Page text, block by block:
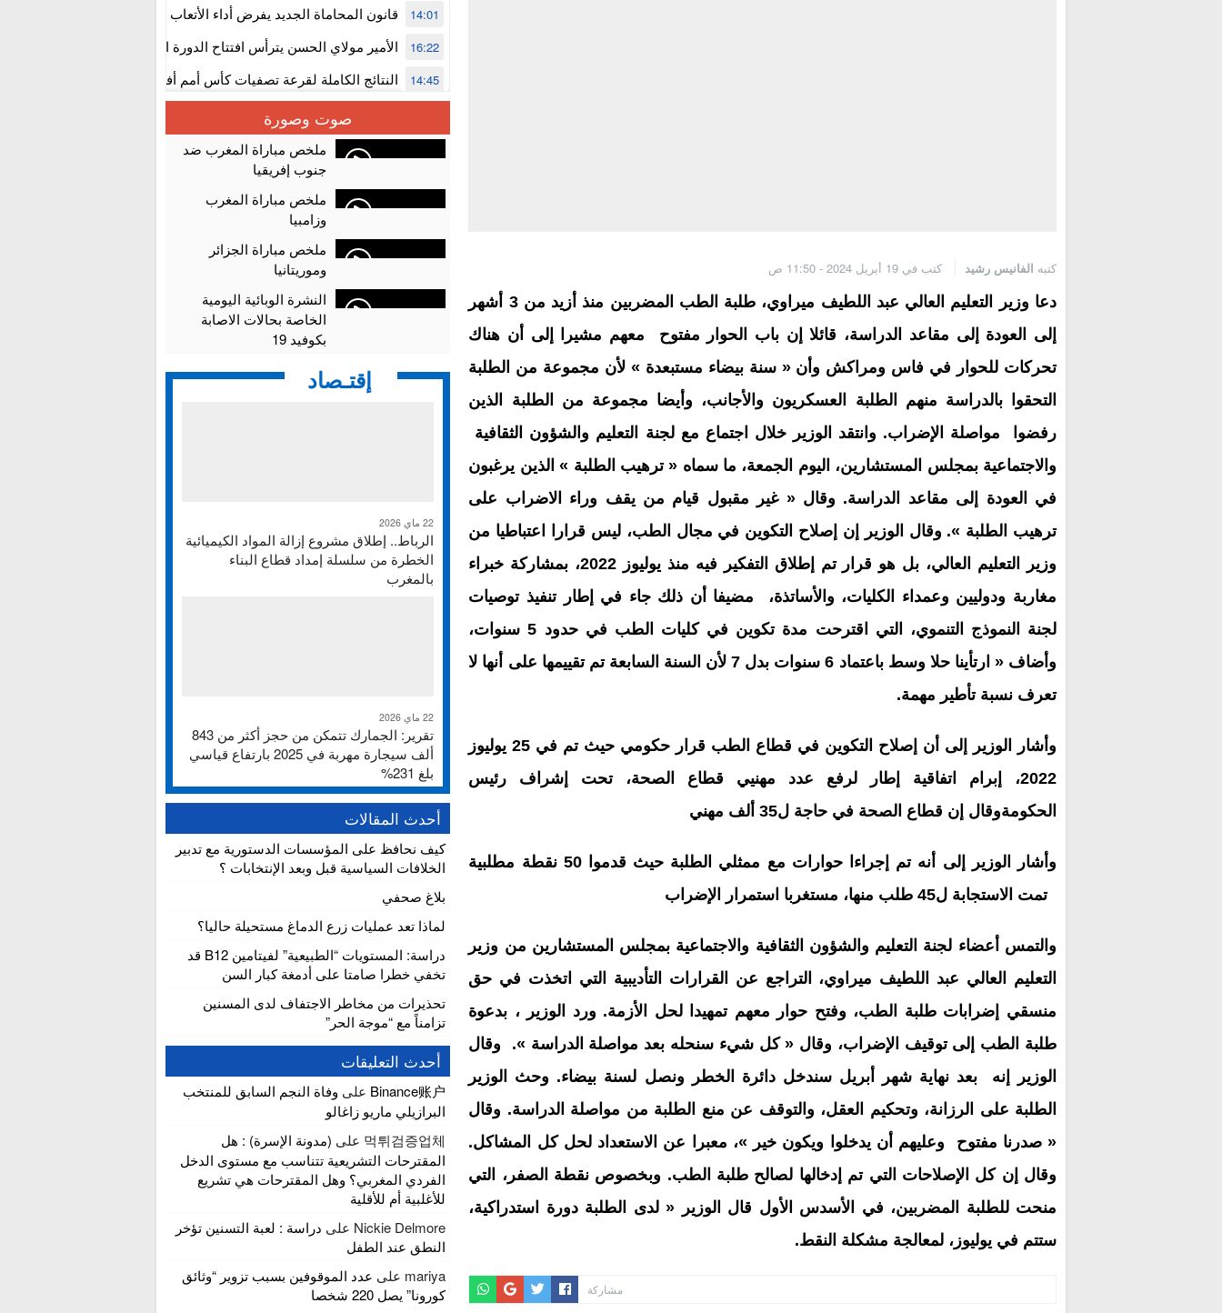
كتبه الفانيس رشيد كتب في 19 أبريل 2024 - 11:50 ص
دعا وزير التعليم العالي عبد اللطيف ميراوي، طلبة الطب المضربين منذ أزيد من 3 أشهر
إلى العودة إلى مقاعد الدراسة، قائلا إن باب الحوار مفتوح معهم مشيرا إلى أن هناك
تحركات للحوار في فاس ومراكش وأن « سنة بيضاء مستبعدة » لأن مجموعة من الطلبة
التحقوا بالدراسة منهم الطلبة العسكريون والأجانب، وأيضا مجموعة من الطلبة الذين
رفضوا مواصلة الإضراب. وانتقد الوزير خلال اجتماع مع لجنة التعليم والشؤون الثقافية
والاجتماعية بمجلس المستشارين، اليوم الجمعة، ما سماه « ترهيب الطلبة » الذين يرغبون
في العودة إلى مقاعد الدراسة. وقال « غير مقبول قيام من يقف وراء الاضراب على
ترهيب الطلبة ». وقال الوزير إن إصلاح التكوين في مجال الطب، ليس قرارا اعتباطيا من
وزير التعليم العالي، بل هو قرار تم إطلاق التفكير فيه منذ يوليوز 2022، بمشاركة خبراء
مغاربة ودوليين وعمداء الكليات، والأساتذة، مضيفا أن ذلك جاء في إطار تنفيذ توصيات
لجنة النموذج التنموي، التي اقترحت مدة تكوين في كليات الطب في حدود 5 سنوات،
وأضاف « ارتأينا حلا وسط باعتماد 6 سنوات بدل 7 لأن السنة السابعة تم تقييمها على أنها لا
تعرف نسبة تأطير مهمة.
وأشار الوزير إلى أن إصلاح التكوين في قطاع الطب قرار حكومي حيث تم في 25 يوليوز
2022، إبرام اتفاقية إطار لرفع عدد مهنيي قطاع الصحة، تحت إشراف رئيس
الحكومةوقال إن قطاع الصحة في حاجة ل35 ألف مهني
وأشار الوزير إلى أنه تم إجراءا حوارات مع ممثلي الطلبة حيث قدموا 50 نقطة مطلبية
تمت الاستجابة ل45 طلب منها، مستغربا استمرار الإضراب
والتمس أعضاء لجنة التعليم والشؤون الثقافية والاجتماعية بمجلس المستشارين من وزير
التعليم العالي عبد اللطيف ميراوي، التراجع عن القرارات التأديبية التي اتخذت في حق
منسقي إضرابات طلبة الطب، وفتح حوار معهم تمهيدا لحل الأزمة. ورد الوزير ، بدعوة
طلبة الطب إلى توقيف الإضراب، وقال « كل شيء سنحله بعد مواصلة الدراسة ». وقال
الوزير إنه بعد نهاية شهر أبريل سندخل دائرة الخطر ونصل لسنة بيضاء. وحث الوزير
الطلبة على الرزانة، وتحكيم العقل، والتوقف عن منع الطلبة من مواصلة الدراسة. وقال
« صدرنا مفتوح وعليهم أن يدخلوا ويكون خير »، معبرا عن الاستعداد لحل كل المشاكل.
وقال إن كل الإصلاحات التي تم إدخالها لصالح طلبة الطب. وبخصوص نقطة الصفر، التي
منحت للطلبة المضربين، في الأسدس الأول قال الوزير « لدى الطلبة دورة استدراكية،
ستتم في يوليوز، لمعالجة مشكلة النقط.
مشاركة
المستوى الأول
قانون المحاماة الجديد يفرض أداء الأتعاب التي تفوق 10 آلاف درهم بالشيك 14:01
الأمير مولاي الحسن يترأس افتتاح الدورة الثالثة من معرض المغرب
الألعاب الإلكترونية
16:22
النتائج الكاملة لقرعة تصفيات كأس أمم أفريقيا 2027 14:45
سلا.. توقيف ثلاثة مروجين وحجز أكثر من 4300 قرص مخدر وكوكايين وإكستازي
أقراص مهلوسة داخل فضاء للشيشة تستنفر شرطة أكادير 12:48
صوت وصورة
ملخص مباراة المغرب ضد
جنوب إفريقيا
ملخص مباراة المغرب
وزامبيا
ملخص مباراة الجزائر
وموريتانيا
النشرة الوبائية اليومية
الخاصة بحالات الاصابة
بكوفيد 19
إقتـصاد
22 ماي 2026
الرباط.. إطلاق مشروع إزالة المواد الكيميائية
الخطرة من سلسلة إمداد قطاع البناء
بالمغرب
22 ماي 2026
تقرير: الجمارك تتمكن من حجز أكثر من 843
ألف سيجارة مهربة في 2025 بارتفاع قياسي
بلغ 231%
أحدث المقالات
كيف نحافظ على المؤسسات الدستورية مع تدبير
الخلافات السياسية قبل وبعد الإنتخابات ؟
بلاغ صحفي
لماذا تعد عمليات زرع الدماغ مستحيلة حاليا؟
دراسة: المستويات “الطبيعية” لفيتامين B12 قد
تخفي خطرا صامتا على أدمغة كبار السن
تحذيرات من مخاطر الاجتفاف لدى المسنين
تزامناً مع “موجة الحر”
أحدث التعليقات
Binance账户 على وفاة النجم السابق للمنتخب
البرازيلي ماريو زاغالو
먹튀검증업체 على (مدونة الإسرة) : هل
المقترحات التشريعية تتناسب مع مستوى الدخل
الفردي المغربي؟ وهل المقترحات هي تشريع
للأغلبية أم للأقلية
Nickie Delmore على دراسة : لعبة التسنين تؤخر
النطق عند الطفل
mariya على عدد الموقوفين بسبب تزوير “وثائق
كورونا” يصل 220 شخصا